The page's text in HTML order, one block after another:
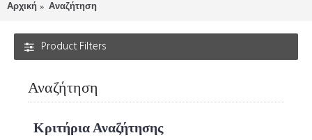
Αρχική Αναζήτηση
Product Filters
Αναζήτηση
Κριτήρια Αναζήτησης